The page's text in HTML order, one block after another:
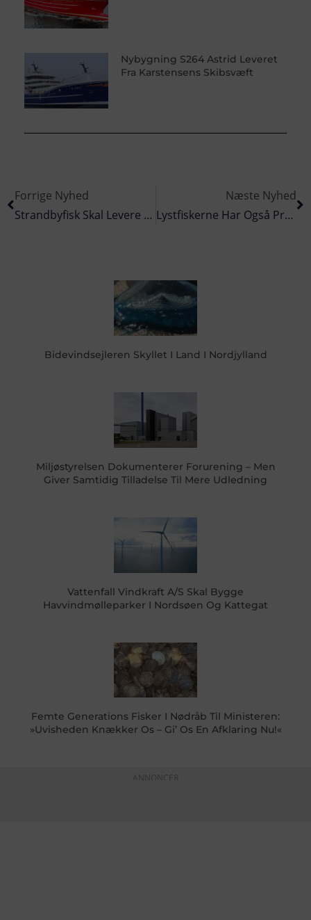
Nybygning S264 Astrid Leveret
Fra Karstensens Skibsvæft
Forrige Nyhed
Strandbyfisk Skal Levere Fisk Til Hotel Scandic
Næste Nyhed
Lystfiskerne Har Også Problemer Med De Sultne Sæler
Bidevindsejleren Skyllet I Land I Nordjylland
Miljøstyrelsen Dokumenterer Forurening – Men
Giver Samtidig Tilladelse Til Mere Udledning
Vattenfall Vindkraft A/S Skal Bygge
Havvindmølleparker I Nordsøen Og Kattegat
Femte Generations Fisker I Nødråb Til Ministeren:
»Uvisheden Knækker Os – Gi’ Os En Afklaring Nu!«
ANNONCER